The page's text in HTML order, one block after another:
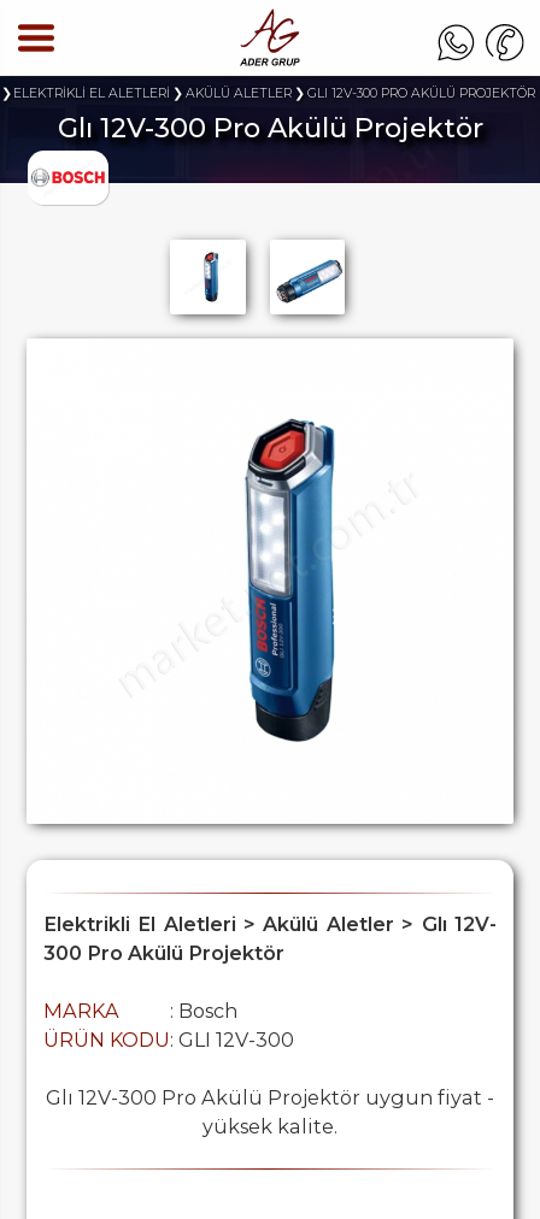
ELEKTRİKLİ EL ALETLERİ AKÜLÜ ALETLER GLI 12V-300 PRO AKÜLÜ PROJEKTÖR
Glı 12V-300 Pro Akülü Projektör
Elektrikli El Aletleri > Akülü Aletler > Glı 12V-
300 Pro Akülü Projektör
MARKA
: Bosch
ÜRÜN KODU: GLI 12V-300
Glı 12V-300 Pro Akülü Projektör uygun fiyat -
yüksek kalite.